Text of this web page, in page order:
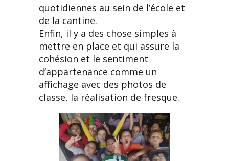
quotidiennes au sein de l’école et
de la cantine.
Enfin, il y a des chose simples à
mettre en place et qui assure la
cohésion et le sentiment
d’appartenance comme un
affichage avec des photos de
classe, la réalisation de fresque.